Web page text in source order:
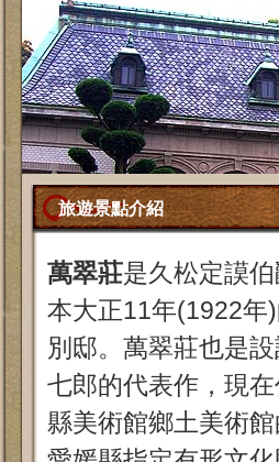
旅遊景點介紹
萬翠莊是久松定謨
本大正11年(1922年
別邸。萬翠莊也是
七郎的代表作，現
縣美術館鄉土美術館